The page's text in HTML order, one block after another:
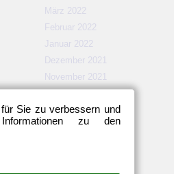
März 2022
Februar 2022
Januar 2022
Dezember 2021
November 2021
September 2021
August 2021
Sie zu verbessern und
zu den